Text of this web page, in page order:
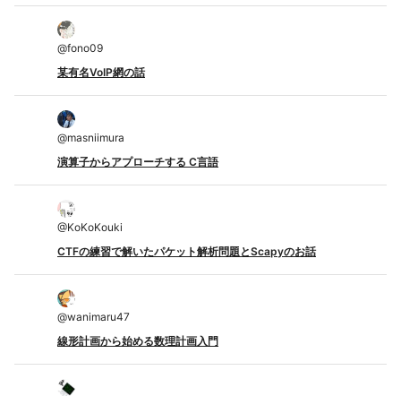
@fono09
某有名VoIP網の話
@masniimura
演算子からアプローチする C言語
@KoKoKouki
CTFの練習で解いたパケット解析問題とScapyのお話
@wanimaru47
線形計画から始める数理計画入門